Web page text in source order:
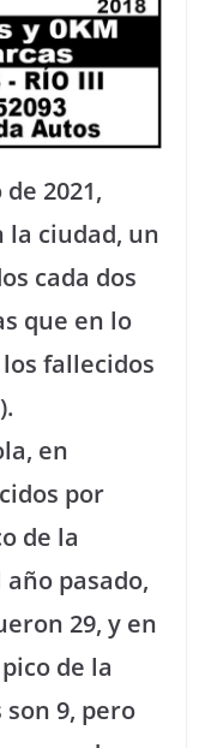
2021,
la ciudad, un
cada dos
que en lo
fallecidos
en
por
de la
pasado,
29, y en
de la
9, pero